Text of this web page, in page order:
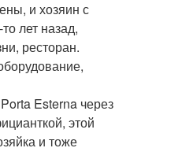
и хозяин с
лет назад,
ресторан.
Esterna через
этой
и тоже